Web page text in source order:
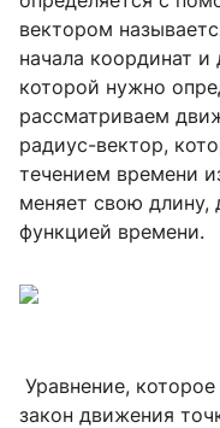
вектором
начала координат
которой нужно
рассматриваем
радиус-вектор,
течением времени
меняет свою длину,
функцией времени.
Уравнение,
закон движения